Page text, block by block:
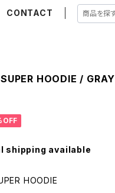
CONTACT
HOODIE / GRAY
shipping available
HOODIE